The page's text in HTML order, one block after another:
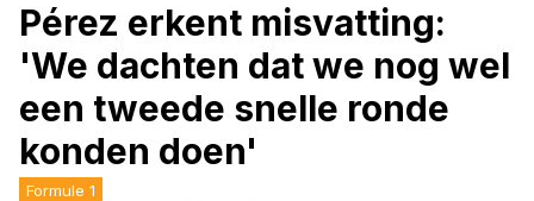
Pérez erkent misvatting:
'We dachten dat we nog wel
een tweede snelle ronde
konden doen'
Formule 1